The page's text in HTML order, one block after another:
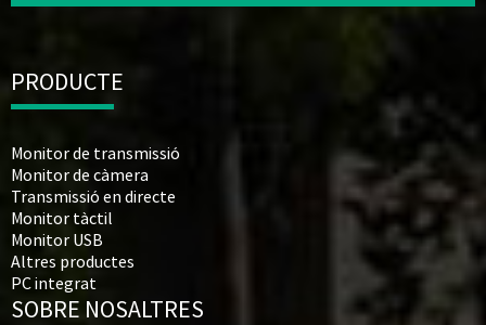
PRODUCTE
Monitor de transmissió
Monitor de càmera
Transmissió en directe
Monitor tàctil
Monitor USB
Altres productes
PC integrat
SOBRE NOSALTRES